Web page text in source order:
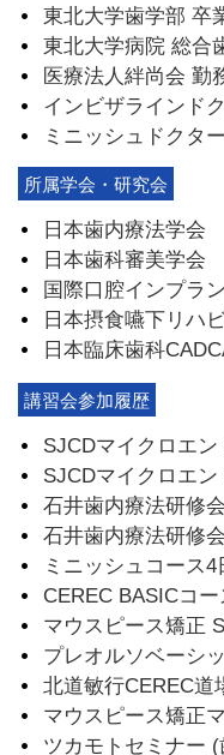
東北大学歯学部 卒
東北大学病院 総合
医療法人絆尚会 勤
インビザラインド
ミニッシュドクター
所属学会・研究会
日本歯内療法学会
日本歯科審美学会
国際口腔インプラ
日本摂食嚥下リハ
日本臨床歯科
講習会参加履歴
SJCDマイクロエン
SJCDマイクロエン
石井歯内療法研修
石井歯内療法研修
ミニッシュコース4
CEREC BASICコ
マウスピース矯正
プレオルソベーシ
北道敏行CEREC道
マウスピース矯正
ツカモトセミナー